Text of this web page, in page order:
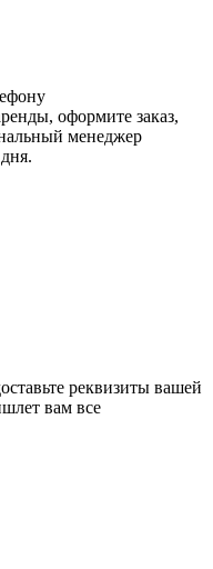
оформите заказ,
менеджер
реквизиты вашей
вам все